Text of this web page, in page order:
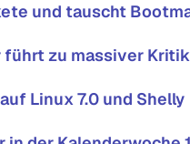
und tauscht
zu massiver Kritik
Linux 7.0 und Shelly